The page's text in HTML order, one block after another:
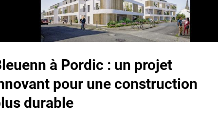
à Pordic : un projet
pour une construction
durable